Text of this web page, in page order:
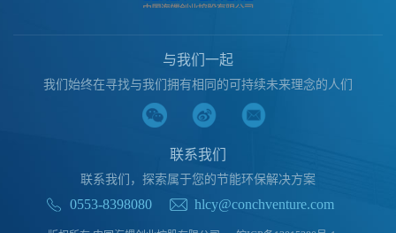
与我们一起
我们始终在寻找与我们拥有相同的可持续未来理念的人们
联系我们
联系我们，探索属于您的节能环保解决方案
0553-8398080 hlcy@conchventure.com